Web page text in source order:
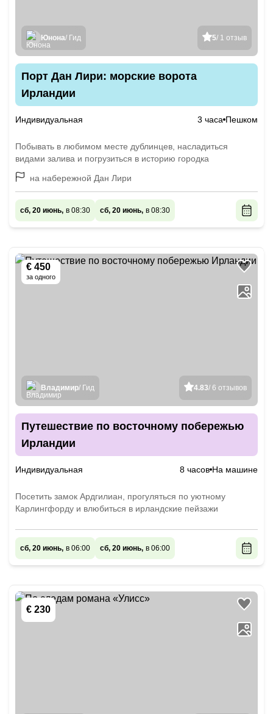
5/ 1 отзыв
Юнона/ Гид
Порт Дан Лири: морские ворота
Ирландии
Индивидуальная 3 часа Пешком
Побывать в любимом месте дублинцев, насладиться
видами залива и погрузиться в историю городка
на набережной Дан Лири
сб, 20 июнь, в 08:30 сб, 20 июнь, в 08:30
€ 450
за одного
4.83/ 6 отзывов
Владимир/ Гид
Путешествие по восточному побережью
Ирландии
Индивидуальная 8 часов На машине
Посетить замок Ардгилиан, прогуляться по уютному
Карлингфорду и влюбиться в ирландские пейзажи
сб, 20 июнь, в 06:00 сб, 20 июнь, в 06:00
€ 230